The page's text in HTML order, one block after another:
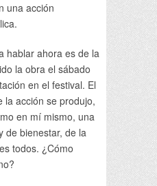
una acción
hablar ahora es de la
la obra el sábado
en el festival. El
la acción se produjo,
en mí mismo, una
de bienestar, de la
todos. ¿Cómo